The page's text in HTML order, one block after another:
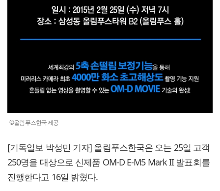
©올림푸스한국 제공
[기독일보 박성민 기자] 올림푸스한국은 오는 25일 고객
250명을 대상으로 신제품 OM-D E-M5 Mark II 발표회를
진행한다고 16일 밝혔다.